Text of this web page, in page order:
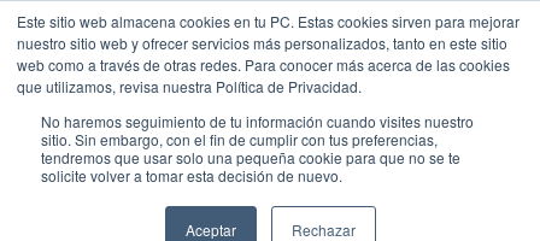
Este sitio web almacena cookies en tu PC. Estas cookies sirven para mejorar
nuestro sitio web y ofrecer servicios más personalizados, tanto en este sitio
web como a través de otras redes. Para conocer más acerca de las cookies
que utilizamos, revisa nuestra Política de Privacidad.
No haremos seguimiento de tu información cuando visites nuestro
sitio. Sin embargo, con el fin de cumplir con tus preferencias,
tendremos que usar solo una pequeña cookie para que no se te
solicite volver a tomar esta decisión de nuevo.
Aceptar Rechazar
DIRECTORY